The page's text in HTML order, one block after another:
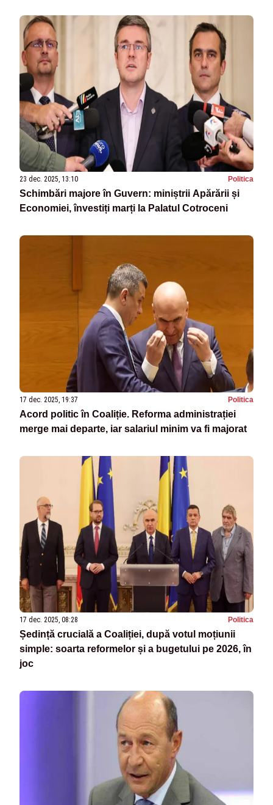
23 dec. 2025, 13:10 Politica
Schimbări majore în Guvern: miniștrii Apărării și
Economiei, învestiți marți la Palatul Cotroceni
17 dec. 2025, 19:37 Politica
Acord politic în Coaliție. Reforma administrației
merge mai departe, iar salariul minim va fi majorat
17 dec. 2025, 08:28 Politica
Ședință crucială a Coaliției, după votul moțiunii
simple: soarta reformelor și a bugetului pe 2026, în
joc